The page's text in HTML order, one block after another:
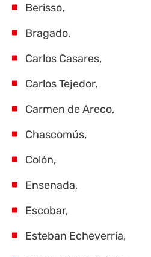
Berisso,
Bragado,
Carlos Casares,
Carlos Tejedor,
Carmen de Areco,
Chascomús,
Colón,
Ensenada,
Escobar,
Esteban Echeverría,